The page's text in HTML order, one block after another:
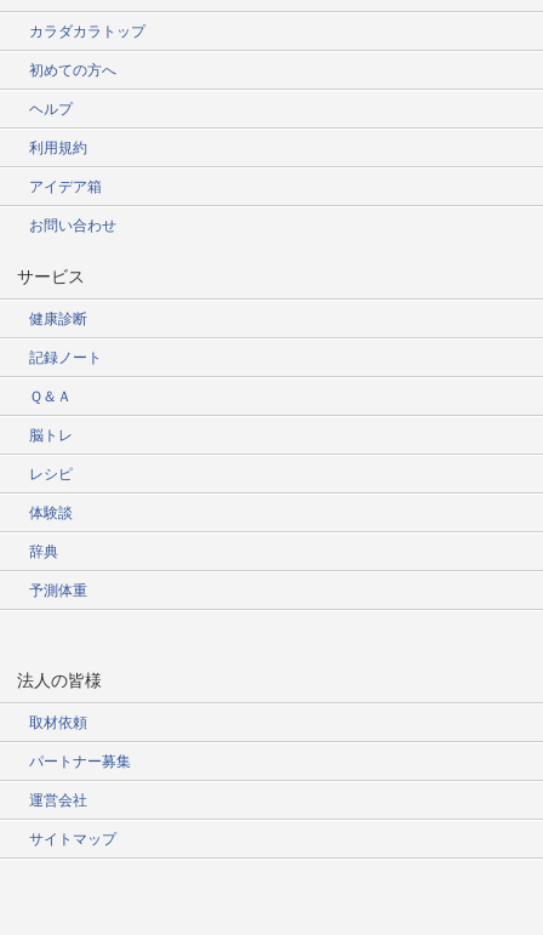
カラダカラトップ
初めての方へ
ヘルプ
利用規約
アイデア箱
お問い合わせ
サービス
健康診断
記録ノート
Ｑ＆Ａ
脳トレ
レシピ
体験談
辞典
予測体重
法人の皆様
取材依頼
パートナー募集
運営会社
サイトマップ